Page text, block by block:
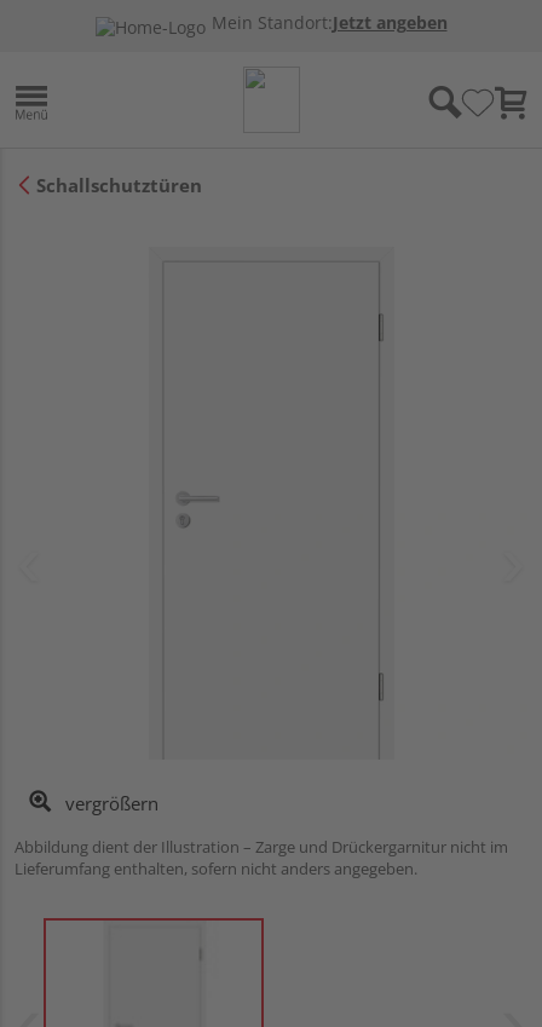
Mein Standort:Jetzt angeben
Schallschutztüren
vergrößern
Abbildung dient der Illustration – Zarge und Drückergarnitur nicht im
Lieferumfang enthalten, sofern nicht anders angegeben.